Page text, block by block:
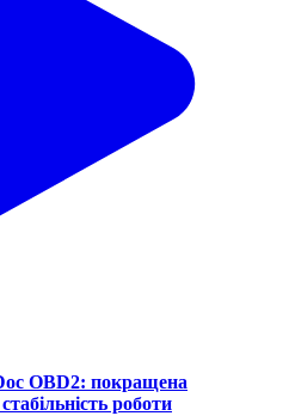
OBD2: покращена
роботи